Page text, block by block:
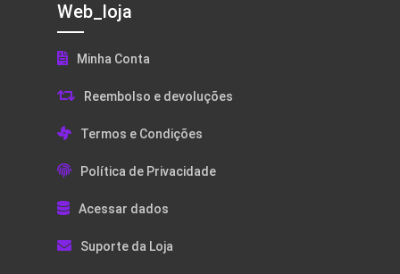
Web_loja
Minha Conta
Reembolso e devoluções
Termos e Condições
Política de Privacidade
Acessar dados
Suporte da Loja